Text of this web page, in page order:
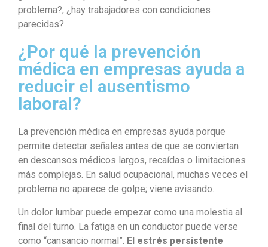
problema?, ¿hay trabajadores con condiciones
parecidas?
¿Por qué la prevención
médica en empresas ayuda a
reducir el ausentismo
laboral?
La prevención médica en empresas ayuda porque
permite detectar señales antes de que se conviertan
en descansos médicos largos, recaídas o limitaciones
más complejas. En salud ocupacional, muchas veces el
problema no aparece de golpe; viene avisando.
Un dolor lumbar puede empezar como una molestia al
final del turno. La fatiga en un conductor puede verse
como “cansancio normal”. El estrés persistente